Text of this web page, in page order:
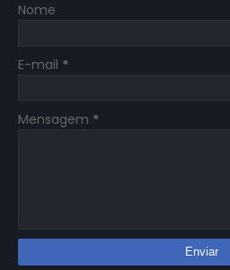
Nome
E-mail *
Mensagem *